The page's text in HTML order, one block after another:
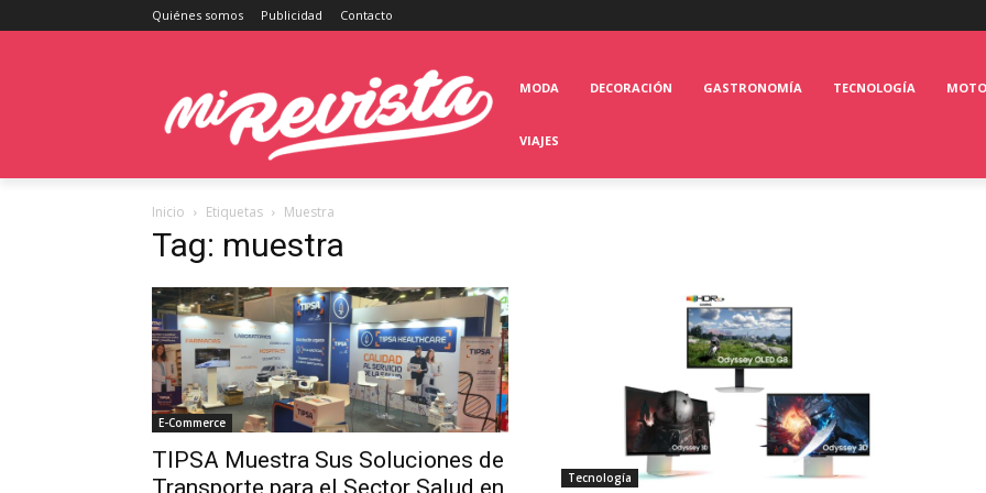
Quiénes somos Publicidad Contacto
MODA DECORACIÓN GASTRONOMÍA TECNOLOGÍA
VIAJES
Inicio Etiquetas Muestra
Tag: muestra
E-Commerce
TIPSA Muestra Sus Soluciones de
Transporte para el Sector Salud en
Tecnología